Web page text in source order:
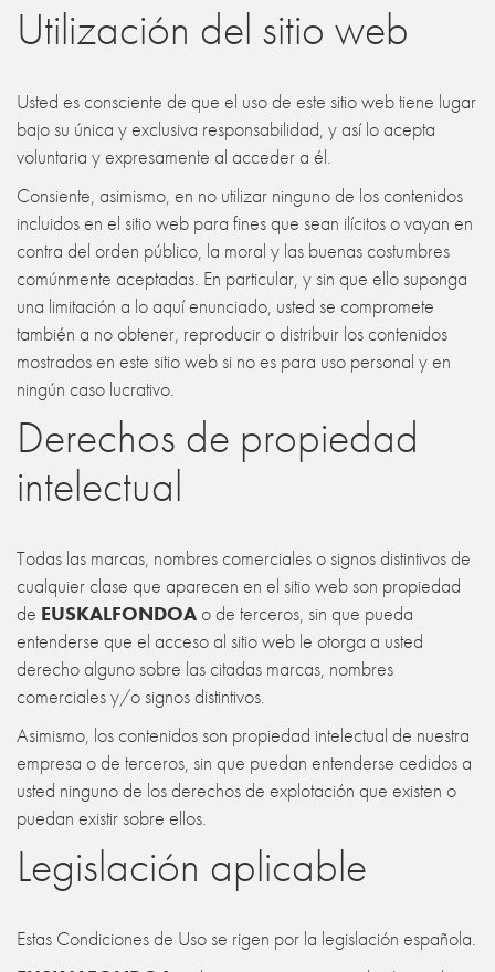
Utilización del sitio web
Usted es consciente de que el uso de este sitio web tiene lugar
bajo su única y exclusiva responsabilidad, y así lo acepta
voluntaria y expresamente al acceder a él.
Consiente, asimismo, en no utilizar ninguno de los contenidos
incluidos en el sitio web para fines que sean ilícitos o vayan en
contra del orden público, la moral y las buenas costumbres
comúnmente aceptadas. En particular, y sin que ello suponga
una limitación a lo aquí enunciado, usted se compromete
también a no obtener, reproducir o distribuir los contenidos
mostrados en este sitio web si no es para uso personal y en
ningún caso lucrativo.
Derechos de propiedad
intelectual
Todas las marcas, nombres comerciales o signos distintivos de
cualquier clase que aparecen en el sitio web son propiedad
de EUSKALFONDOAo de terceros, sin que pueda
entenderse que el acceso al sitio web le otorga a usted
derecho alguno sobre las citadas marcas, nombres
comerciales y/o signos distintivos.
Asimismo, los contenidos son propiedad intelectual de nuestra
empresa o de terceros, sin que puedan entenderse cedidos a
usted ninguno de los derechos de explotación que existen o
puedan existir sobre ellos.
Legislación aplicable
Estas Condiciones de Uso se rigen por la legislación española.